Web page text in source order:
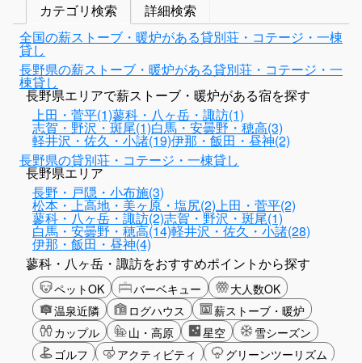
カテゴリ検索
詳細検索
全国の薪ストーブ・暖炉がある貸別荘・コテージ・一棟
貸し
長野県の薪ストーブ・暖炉がある貸別荘・コテージ・一
棟貸し
長野県エリアで薪ストーブ・暖炉がある宿を探す
上田・菅平(1)蓼科・八ヶ岳・諏訪(1)
志賀・野沢・斑尾(1)白馬・安曇野・穂高(3)
軽井沢・佐久・小諸(19)伊那・飯田・昼神(2)
長野県の貸別荘・コテージ・一棟貸し
長野県エリア
長野・戸隠・小布施(3)
松本・上高地・美ヶ原・塩尻(2)上田・菅平(2)
蓼科・八ヶ岳・諏訪(2)志賀・野沢・斑尾(1)
白馬・安曇野・穂高(14)軽井沢・佐久・小諸(28)
伊那・飯田・昼神(4)
蓼科・八ヶ岳・諏訪をおすすめポイントから探す
ペットOK バーベキュー
大人数OK
温泉近隣
ログハウス
薪ストーブ・暖炉
カップル
山・高原 星空
雪シーズン
ゴルフ
アクティビティ
グリーンツーリズム